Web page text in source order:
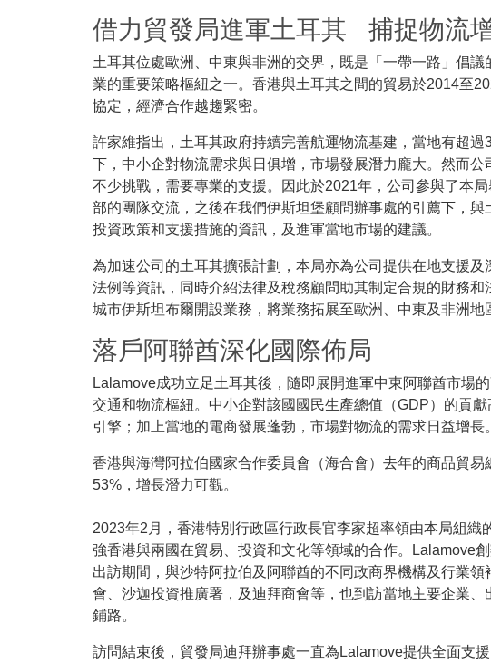
借力貿發局進軍土耳其 捕捉物流
土耳其位處歐洲、中東與非洲的交界，既是「一帶一路」倡
業的重要策略樞紐之一。香港與土耳其之間的貿易於2014至
協定，經濟合作越趨緊密。
許家維指出，土耳其政府持續完善航運物流基建，當地有超
下，中小企對物流需求與日俱增，市場發展潛力龐大。然而
不少挑戰，需要專業的支援。因此於2021年，公司參與了本
部的團隊交流，之後在我們伊斯坦堡顧問辦事處的引薦下，
投資政策和支援措施的資訊，及進軍當地市場的建議。
為加速公司的土耳其擴張計劃，本局亦為公司提供在地支援
法例等資訊，同時介紹法律及稅務顧問助其制定合規的財務
城市伊斯坦布爾開設業務，將業務拓展至歐洲、中東及非洲地
落戶阿聯酋深化國際佈局
Lalamove成功立足土耳其後，隨即展開進軍中東阿聯酋市場
交通和物流樞紐。中小企對該國國民生產總值（GDP）的貢
引擎；加上當地的電商發展蓬勃，市場對物流的需求日益增長。
香港與海灣阿拉伯國家合作委員會（海合會）去年的商品貿
53%，增長潛力可觀。
2023年2月，香港特別行政區行政長官李家超率領由本局組
強香港與兩國在貿易、投資和文化等領域的合作。Lalamove
出訪期間，與沙特阿拉伯及阿聯酋的不同政商界機構及行業
會、沙迦投資推廣署，及迪拜商會等，也到訪當地主要企業
鋪路。
訪問結束後，貿發局迪拜辦事處一直為Lalamove提供全面支